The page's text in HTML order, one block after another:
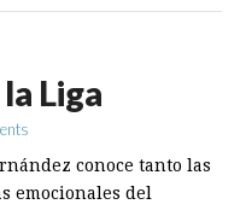
Liga
conoce tanto las
emocionales del